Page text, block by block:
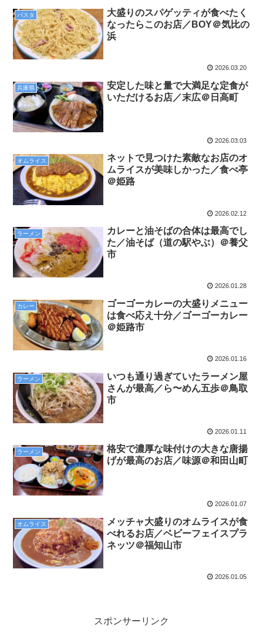
パスタ
大盛りのスパゲッティが食べたく
なったらこのお店／BOY＠気比の
浜
2026.03.20
兵庫県
安定した味と量で大満足な定食が
いただけるお店／末広＠日高町
2026.03.03
オムライス
ネットで見つけた素敵なお店のオ
ムライスが美味しかった／食べ亭
＠姫路
2026.02.12
ラーメン
カレーと油そばの合体は最高でし
た／油そば（道の駅やぶ）＠養父
市
2026.01.28
カレー
ゴーゴーカレーの大盛りメニュー
は食べ応え十分／ゴーゴーカレー
＠姫路市
2026.01.16
ラーメン
いつも通り過ぎていたラーメン屋
さんが最高／ら〜めん五歩＠鳥取
市
2026.01.11
ラーメン
格安で濃厚な味付けの大きな唐揚
げが最高のお店／味源＠和田山町
2026.01.07
オムライス
メッチャ大盛りのオムライスが食
べれるお店／ベビーフェイスプラ
ネッツ＠福知山市
2026.01.05
スポンサーリンク